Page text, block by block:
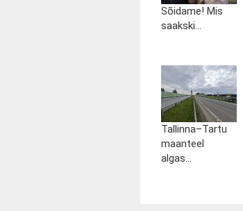
Sõidame! Mis
saakski...
Tallinna–Tartu
maanteel
algas...